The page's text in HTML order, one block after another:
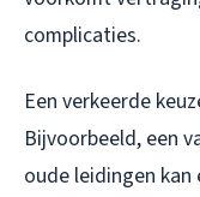
complicaties.
Een verkeerde
Bijvoorbeeld, een
oude leidingen kan